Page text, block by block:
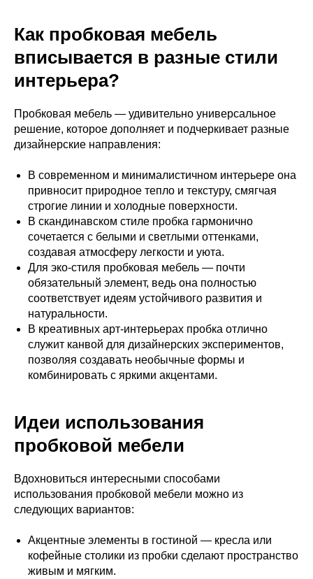
Как пробковая мебель
вписывается в разные стили
интерьера?
Пробковая мебель — удивительно универсальное
решение, которое дополняет и подчеркивает разные
дизайнерские направления:
В современном и минималистичном интерьере она
привносит природное тепло и текстуру, смягчая
строгие линии и холодные поверхности.
В скандинавском стиле пробка гармонично
сочетается с белыми и светлыми оттенками,
создавая атмосферу легкости и уюта.
Для эко-стиля пробковая мебель — почти
обязательный элемент, ведь она полностью
соответствует идеям устойчивого развития и
натуральности.
В креативных арт-интерьерах пробка отлично
служит канвой для дизайнерских экспериментов,
позволяя создавать необычные формы и
комбинировать с яркими акцентами.
Идеи использования
пробковой мебели
Вдохновиться интересными способами
использования пробковой мебели можно из
следующих вариантов:
Акцентные элементы в гостиной — кресла или
кофейные столики из пробки сделают пространство
живым и мягким.